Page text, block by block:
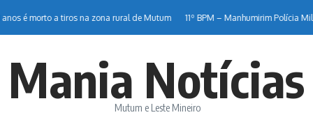
é morto a tiros na zona rural de Mutum 11º BPM – Manhumirim Polícia
Mania Notícias
Mutum e Leste Mineiro